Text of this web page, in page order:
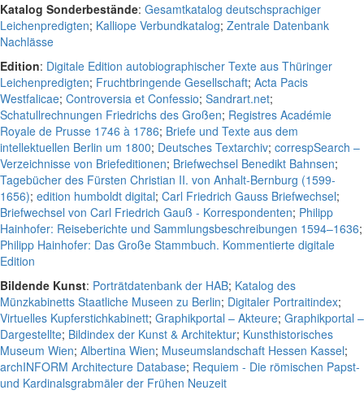
Katalog Sonderbestände: Gesamtkatalog deutschsprachiger
Leichenpredigten; Kalliope Verbundkatalog; Zentrale Datenbank
Nachlässe
Edition: Digitale Edition autobiographischer Texte aus Thüringer
Leichenpredigten; Fruchtbringende Gesellschaft; Acta Pacis
Westfalicae; Controversia et Confessio; Sandrart.net;
Schatullrechnungen Friedrichs des Großen; Registres Académie
Royale de Prusse 1746 à 1786; Briefe und Texte aus dem
intellektuellen Berlin um 1800; Deutsches Textarchiv; correspSearch –
Verzeichnisse von Briefeditionen; Briefwechsel Benedikt Bahnsen;
Tagebücher des Fürsten Christian II. von Anhalt-Bernburg (1599-
1656); edition humboldt digital; Carl Friedrich Gauss Briefwechsel;
Briefwechsel von Carl Friedrich Gauß - Korrespondenten; Philipp
Hainhofer: Reiseberichte und Sammlungsbeschreibungen 1594–1636;
Philipp Hainhofer: Das Große Stammbuch. Kommentierte digitale
Edition
Bildende Kunst: Porträtdatenbank der HAB; Katalog des
Münzkabinetts Staatliche Museen zu Berlin; Digitaler Portraitindex;
Virtuelles Kupferstichkabinett; Graphikportal – Akteure; Graphikportal –
Dargestellte; Bildindex der Kunst & Architektur; Kunsthistorisches
Museum Wien; Albertina Wien; Museumslandschaft Hessen Kassel;
archINFORM Architecture Database; Requiem - Die römischen Papst-
und Kardinalsgrabmäler der Frühen Neuzeit